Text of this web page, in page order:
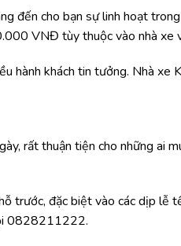
đến cho bạn sự linh hoạt
VNĐ tùy thuộc vào nhà xe
hành khách tin tưởng. Nhà xe
rất thuận tiện cho những ai
trước, đặc biệt vào các dịp lễ
0828211222.